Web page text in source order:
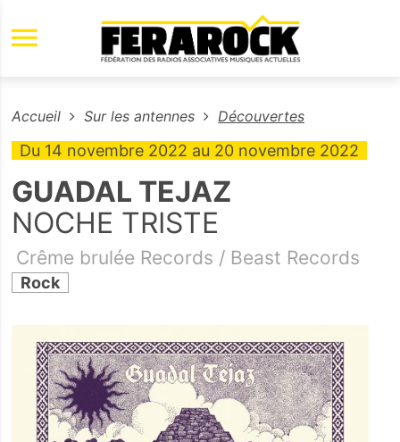
Aller au contenu principal
Accueil Sur les antennes Découvertes
Du 14 novembre 2022 au 20 novembre 2022
GUADAL TEJAZ
NOCHE TRISTE
Crême brulée Records / Beast Records
Rock